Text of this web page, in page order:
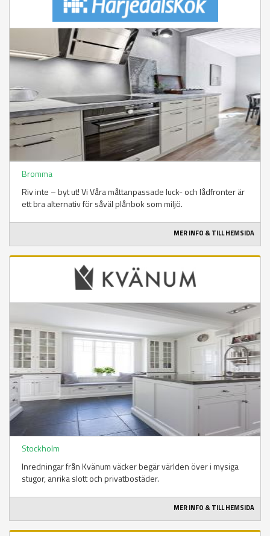
Bromma
Riv inte – byt ut! Vi Våra måttanpassade luck- och lådfronter är
ett bra alternativ för såväl plånbok som miljö.
MER INFO & TILL HEMSIDA
Stockholm
Inredningar från Kvänum väcker begär världen över i mysiga
stugor, anrika slott och privatbostäder.
MER INFO & TILL HEMSIDA